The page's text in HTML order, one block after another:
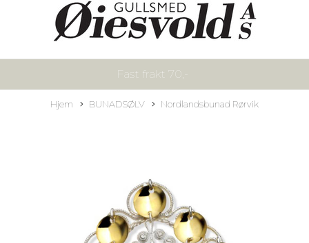
Fast frakt 70,-
Hjem BUNADSØLV Nordlandsbunad Rørvik